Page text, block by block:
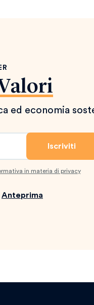
ed economia
in materia di privacy
Anteprima